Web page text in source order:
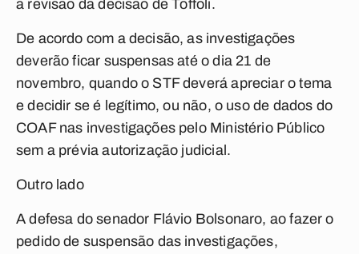
a revisão da decisão de Toffoli.
De acordo com a decisão, as investigações
deverão ficar suspensas até o dia 21 de
novembro, quando o STF deverá apreciar o tema
e decidir se é legítimo, ou não, o uso de dados do
COAF nas investigações pelo Ministério Público
sem a prévia autorização judicial.
Outro lado
A defesa do senador Flávio Bolsonaro, ao fazer o
pedido de suspensão das investigações,